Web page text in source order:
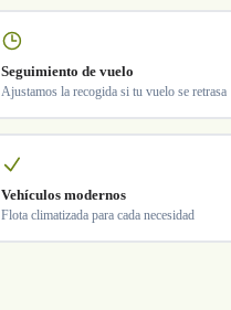
Seguimiento de vuelo
Ajustamos la recogida si tu vuelo se retrasa
Vehículos modernos
Flota climatizada para cada necesidad